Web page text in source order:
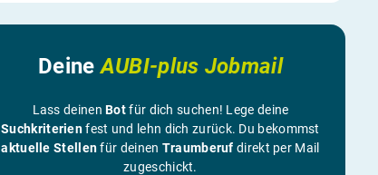
DeineAUBI-plus Jobmail
Lass deinenBotfür dich suchen! Lege deine
Suchkriterienfest und lehn dich zurück. Du bekommst
aktuelle Stellenfür deinen Traumberuf direkt per Mail
zugeschickt.